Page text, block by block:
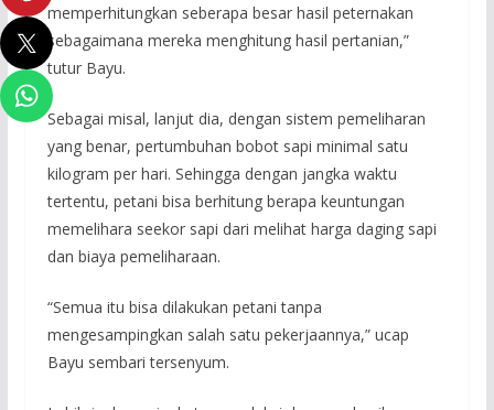
memperhitungkan seberapa besar hasil peternakan
sebagaimana mereka menghitung hasil pertanian,”
tutur Bayu.
Sebagai misal, lanjut dia, dengan sistem pemeliharan
yang benar, pertumbuhan bobot sapi minimal satu
kilogram per hari. Sehingga dengan jangka waktu
tertentu, petani bisa berhitung berapa keuntungan
memelihara seekor sapi dari melihat harga daging sapi
dan biaya pemeliharaan.
“Semua itu bisa dilakukan petani tanpa
mengesampingkan salah satu pekerjaannya,” ucap
Bayu sembari tersenyum.